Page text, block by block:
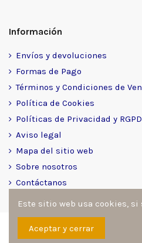
Información
Envíos y devoluciones
Formas de Pago
Términos y Condiciones de
Política de Cookies
Políticas de Privacidad y RGPD
Aviso legal
Mapa del sitio web
Sobre nosotros
Contáctanos
Sitio desarrollado y diseñado
reservados por architoner.com
Este sitio web usa cookies,
Aceptar y cerrar